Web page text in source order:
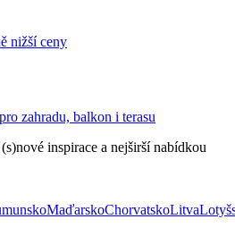
nižší ceny
zahradu, balkon i terasu
inspirace a nejširší nabídkou
MaďarskoChorvatskoLitva